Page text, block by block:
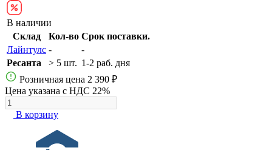
В наличии
Склад
Кол-во Срок поставки.
Лайнтулс -
-
Ресанта
> 5 шт. 1-2 раб. дня
Розничная цена 2 390 ₽
Цена указана с НДС 22%
В корзину